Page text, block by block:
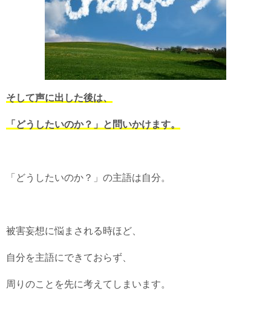
そして声に出した後は、
「どうしたいのか？」と問いかけます。
「どうしたいのか？」の主語は自分。
被害妄想に悩まされる時ほど、
自分を主語にできておらず、
周りのことを先に考えてしまいます。